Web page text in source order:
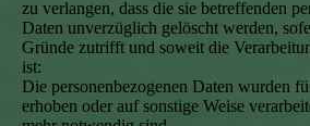
zu verlangen, dass die sie betreffenden
Daten unverzüglich gelöscht werden,
Gründe zutrifft und soweit die
ist:
Die personenbezogenen Daten wurden
erhoben oder auf sonstige Weise